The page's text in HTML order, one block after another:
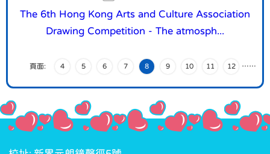
The 6th Hong Kong Arts and Culture Association
Drawing Competition - The atmosph...
頁面: …
4 5 6 7 8 9 10 11 12 …